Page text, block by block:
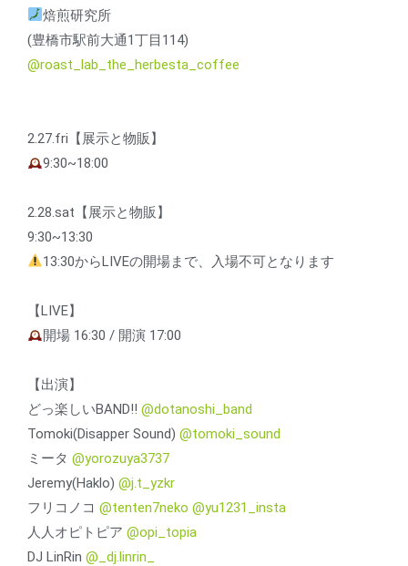
焙煎研究所
(豊橋市駅前大通1丁目114)
@roast_lab_the_herbesta_coffee
2.27.fri【展示と物販】
9:30~18:00
2.28.sat【展示と物販】
9:30~13:30
13:30からLIVEの開場まで、入場不可となります
【LIVE】
開場 16:30 / 開演 17:00
【出演】
どっ楽しいBAND!! @dotanoshi_band
Tomoki(Disapper Sound) @tomoki_sound
ミータ @yorozuya3737
Jeremy(Haklo) @j.t_yzkr
フリコノコ @tenten7neko @yu1231_insta
人人オピトピア @opi_topia
DJ LinRin @_dj.linrin_